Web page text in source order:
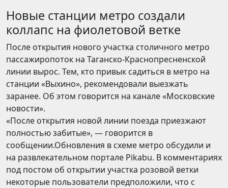
Новые станции метро создали
коллапс на фиолетовой ветке
После открытия нового участка столичного метро
пассажиропоток на Таганско-Краснопресненской
линии вырос. Тем, кто привык садиться в метро на
станции «Выхино», рекомендовали выезжать
заранее. Об этом говорится на канале «Московские
новости».
«После открытия новой линии поезда приезжают
полностью забитые», — говорится в
сообщении.Обновления в схеме метро обсудили и
на развлекательном портале Pikabu. В комментариях
под постом об открытии участка розовой ветки
некоторые пользователи предположили, что с